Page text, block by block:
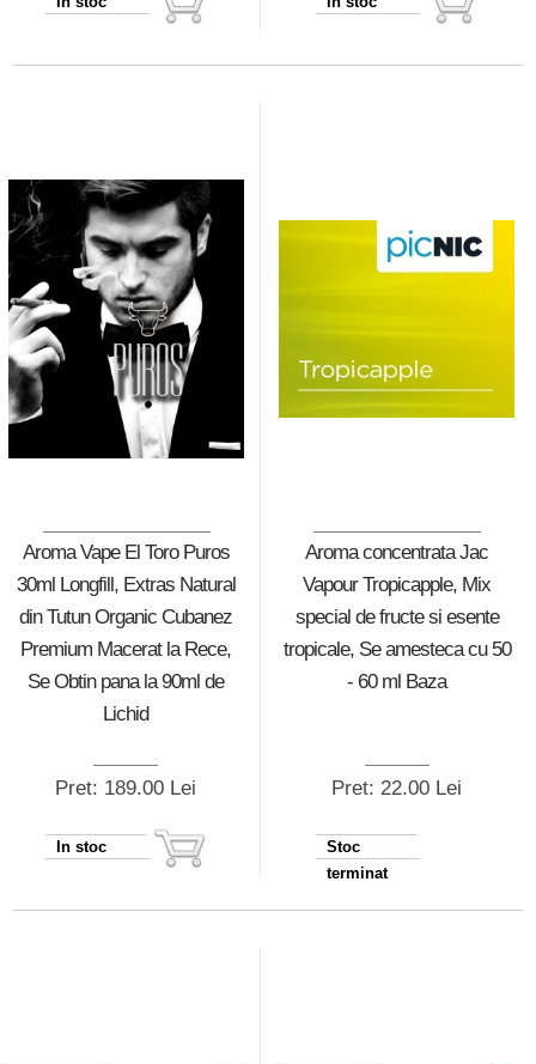
Aroma Vape El Toro Puros
30ml Longfill, Extras Natural
din Tutun Organic Cubanez
Premium Macerat la Rece,
Se Obtin pana la 90ml de
Lichid
Pret: 189.00 Lei
In stoc
Aroma concentrata Jac
Vapour Tropicapple, Mix
special de fructe si esente
tropicale, Se amesteca cu 50
- 60 ml Baza
Pret: 22.00 Lei
Stoc
terminat